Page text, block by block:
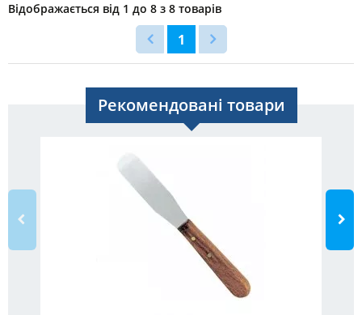
Відображається від 1 до 8 з 8 товарів
1
Рекомендовані товари